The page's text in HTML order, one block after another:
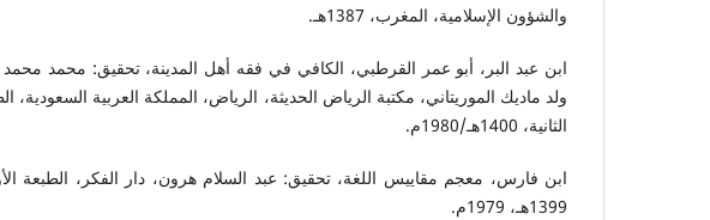
والشؤون الإسلامية، المغرب، 1387هـ.
ابن عبد البر، أبو عمر القرطبي، الكافي في فقه أهل المدينة، تحقيق: محمد محمد
ولد ماديك الموريتاني، مكتبة الرياض الحديثة، الرياض، المملكة العربية السعودية،
الثانية، 1400هـ/1980م.
ابن فارس، معجم مقاييس اللغة، تحقيق: عبد السلام هرون، دار الفكر، الطبعة
1399هـ، 1979م.